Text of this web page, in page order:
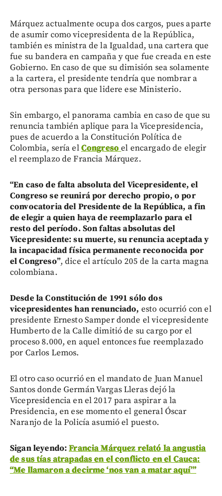
Márquez actualmente ocupa dos cargos, pues aparte
de asumir como vicepresidenta de la República,
también es ministra de la Igualdad, una cartera que
fue su bandera en campaña y que fue creada en este
Gobierno. En caso de que su dimisión sea solamente
a la cartera, el presidente tendría que nombrar a
otra personas para que lidere ese Ministerio.
Sin embargo, el panorama cambia en caso de que su
renuncia también aplique para la Vicepresidencia,
pues de acuerdo a la Constitución Política de
Colombia, sería elCongresoel encargado de elegir
el reemplazo de Francia Márquez.
“En caso de falta absoluta del Vicepresidente, el
Congreso se reunirá por derecho propio, o por
convocatoria del Presidente de la República, a fin
de elegir a quien haya de reemplazarlo para el
resto del período. Son faltas absolutas del
Vicepresidente: su muerte, su renuncia aceptada y
la incapacidad física permanente reconocida por
el Congreso”, dice el artículo 205 de la carta magna
colombiana.
Desde la Constitución de 1991 sólo dos
vicepresidentes han renunciado, esto ocurrió con el
presidente Ernesto Samper donde el vicepresidente
Humberto de la Calle dimitió de su cargo por el
proceso 8.000, en aquel entonces fue reemplazado
por Carlos Lemos.
El otro caso ocurrió en el mandato de Juan Manuel
Santos donde Germán Vargas Lleras dejó la
Vicepresidencia en el 2017 para aspirar a la
Presidencia, en ese momento el general Óscar
Naranjo de la Policía asumió el puesto.
Sigan leyendo:Francia Márquez relató la angustia
de sus tías atrapadas en el conflicto en el Cauca:
“Me llamaron a decirme ‘nos van a matar aquí’”